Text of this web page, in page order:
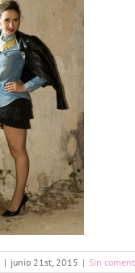
| junio 21st, 2015 | Sin